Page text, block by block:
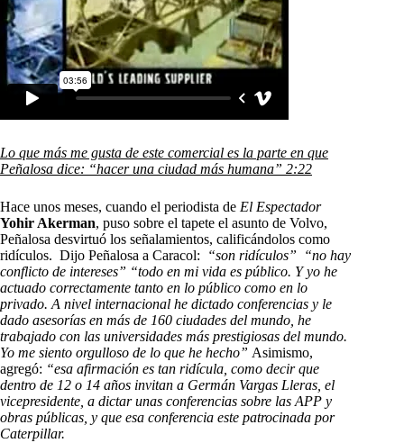
Lo que más me gusta de este comercial es la parte en que
Peñalosa dice: “hacer una ciudad más humana” 2:22
Hace unos meses, cuando el periodista de El Espectador
Yohir Akerman, puso sobre el tapete el asunto de Volvo,
Peñalosa desvirtuó los señalamientos, calificándolos como
ridículos. Dijo Peñalosa a Caracol:
“son ridículos” “no hay
conflicto de intereses” “todo en mi vida es público. Y yo he
actuado correctamente tanto en lo público como en lo
privado. A nivel internacional he dictado conferencias y le
dado asesorías en más de 160 ciudades del mundo, he
trabajado con las universidades más prestigiosas del mundo.
Yo me siento orgulloso de lo que he hecho” Asimismo,
agregó: “esa afirmación es tan ridícula, como decir que
dentro de 12 o 14 años invitan a Germán Vargas Lleras, el
vicepresidente, a dictar unas conferencias sobre las APP y
obras públicas, y que esa conferencia este patrocinada por
Caterpillar.